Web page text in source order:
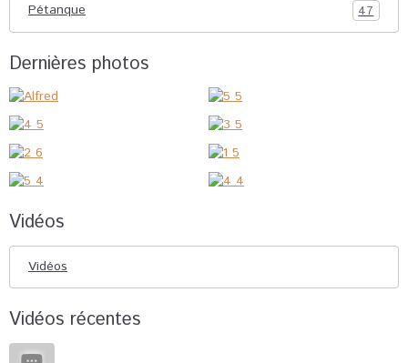
Pétanque 47
Dernières photos
Vidéos
Vidéos
Vidéos récentes